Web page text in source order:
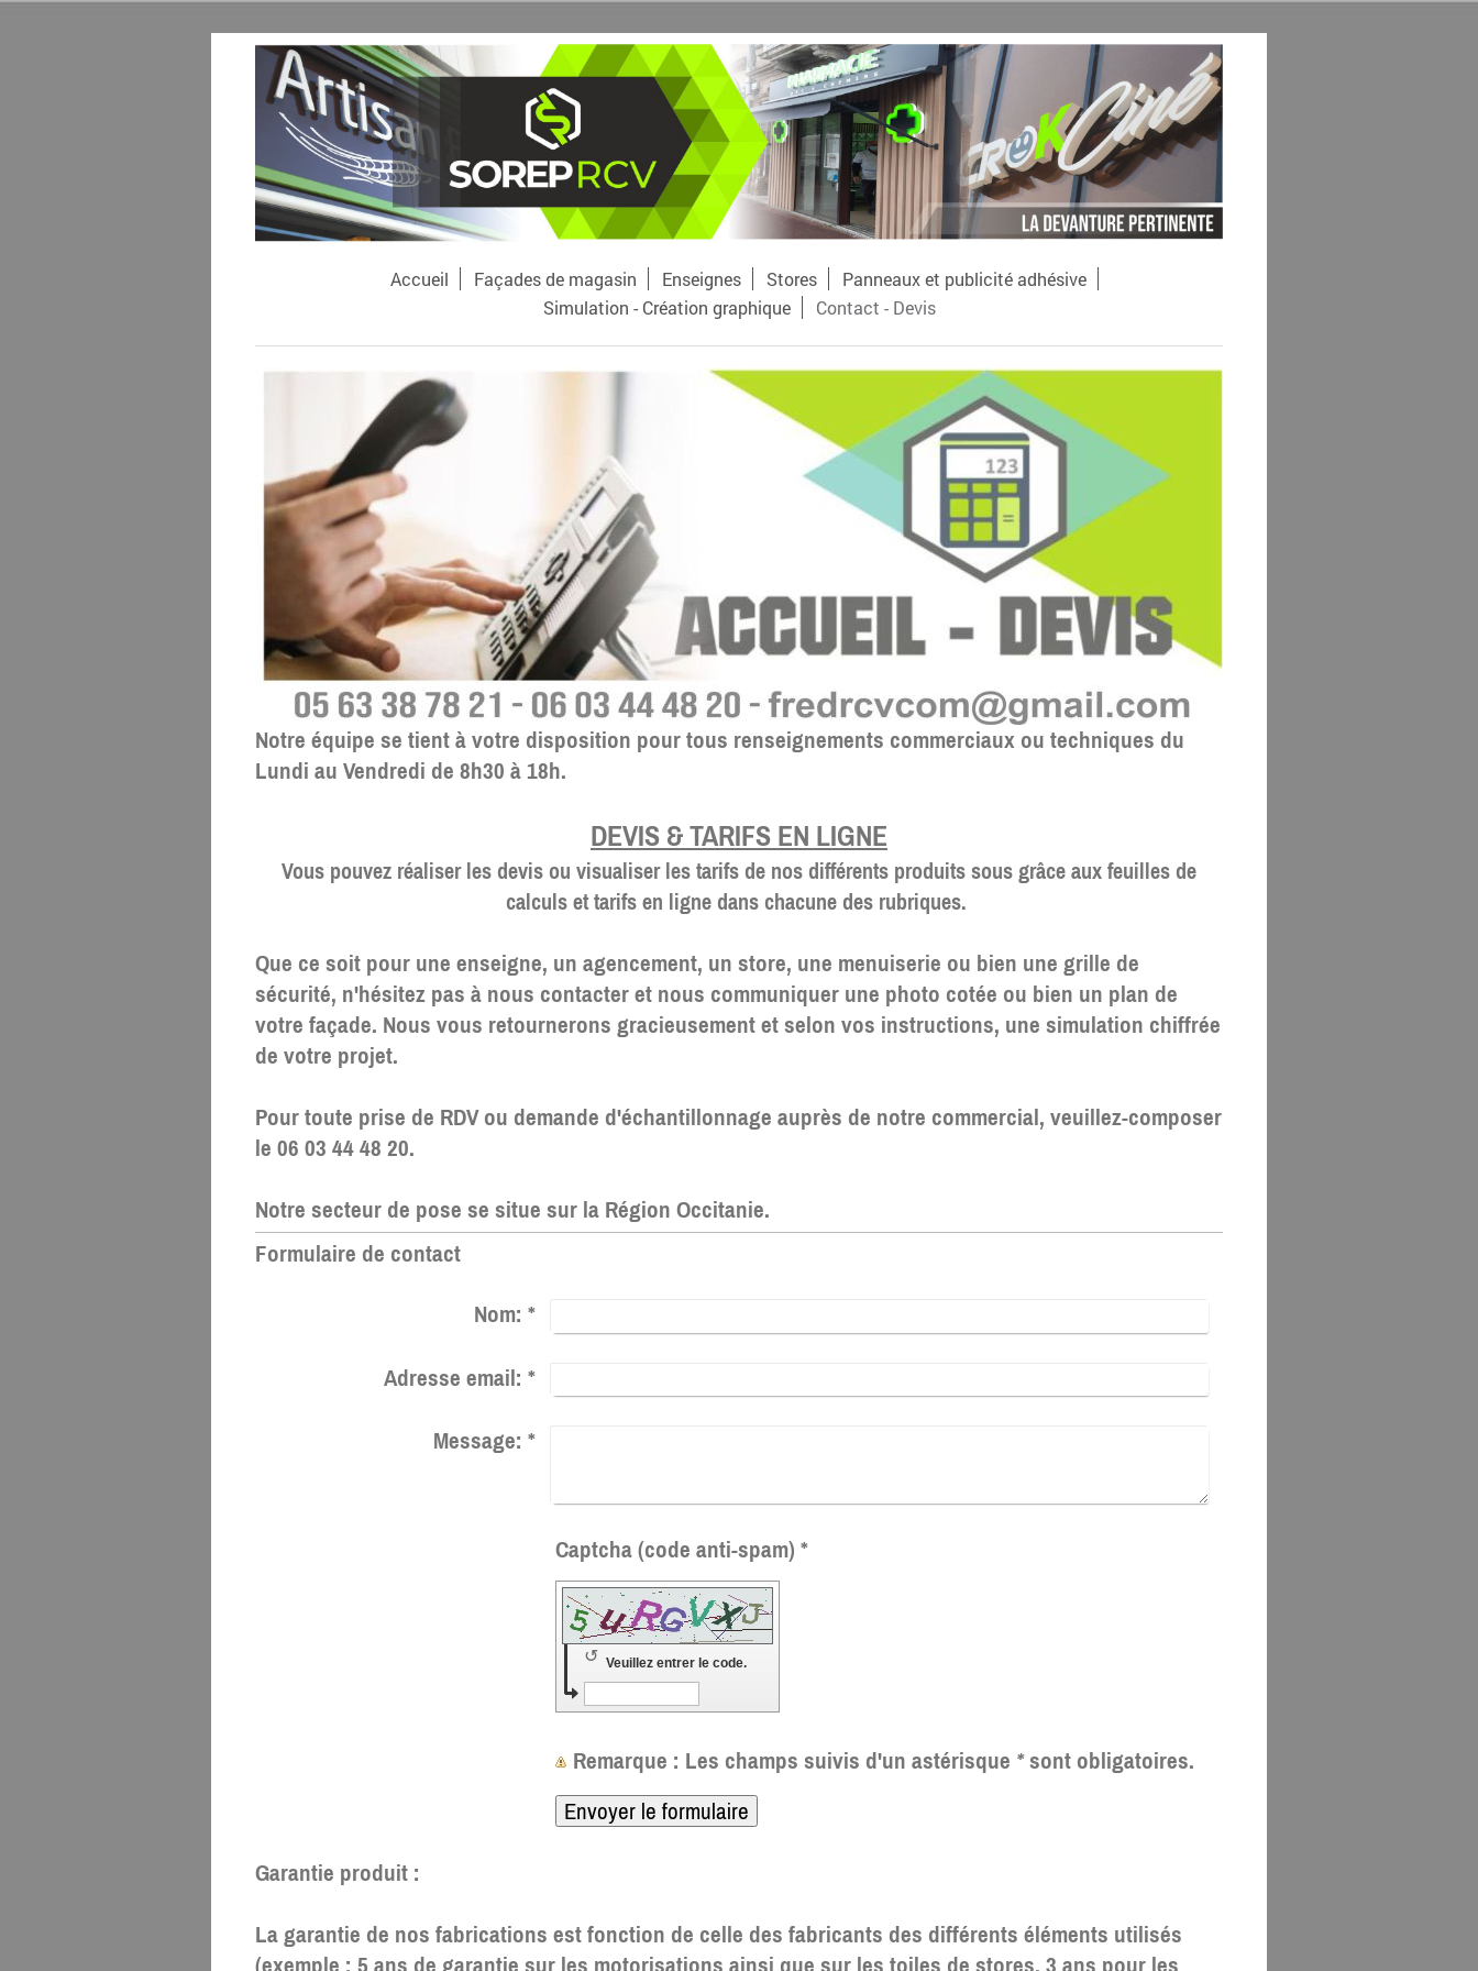
Accueil Façades de magasin Enseignes Stores
Panneaux et publicité adhésive
Simulation - Création graphique
Contact - Devis
Notre équipe se tient à votre disposition pour tous renseignements commerciaux ou techniques du
Lundi au Vendredi de 8h30 à 18h.
DEVIS & TARIFS EN LIGNE
Vous pouvez réaliser les devis ou visualiser les tarifs de nos différents produits sous grâce aux feuilles de
calculs et tarifs en ligne dans chacune des rubriques.
Que ce soit pour une enseigne, un agencement, un store, une menuiserie ou bien une grille de
sécurité, n'hésitez pas à nous contacter et nous communiquer une photo cotée ou bien un plan de
votre façade. Nous vous retournerons gracieusement et selon vos instructions, une simulation chiffrée
de votre projet.
Pour toute prise de RDV ou demande d'échantillonnage auprès de notre commercial, veuillez-composer
le 06 03 44 48 20.
Notre secteur de pose se situe sur la Région Occitanie.
Formulaire de contact
Nom: *
Adresse email: *
Message: *
Captcha (code anti-spam) *
Veuillez entrer le code.
↺
Remarque : Les champs suivis d'un astérisque *sont obligatoires.
Garantie produit :
La garantie de nos fabrications est fonction de celle des fabricants des différents éléments utilisés
(exemple : 5 ans de garantie sur les motorisations ainsi que sur les toiles de stores, 3 ans pour les